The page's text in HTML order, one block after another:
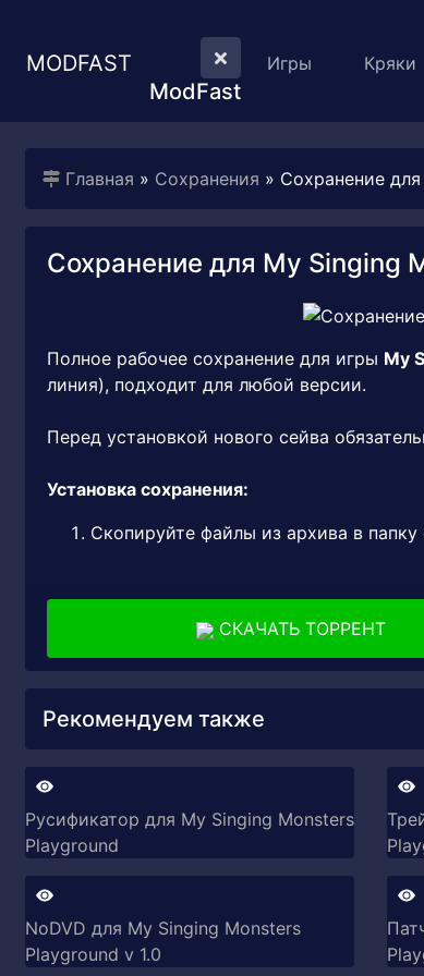
MODFAST
ModFast
Игры Кряки
Главная » Сохранения » Сохранение
Сохранение для My Singing
Полное рабочее сохранение для игры My
линия), подходит для любой версии.
Перед установкой нового сейва
Установка сохранения:
Скопируйте файлы из архива в
СКАЧАТЬ ТОРРЕНТ
Рекомендуем также
Русификатор для My Singing Monsters
Playground
NoDVD для My Singing Monsters
Playground v 1.0